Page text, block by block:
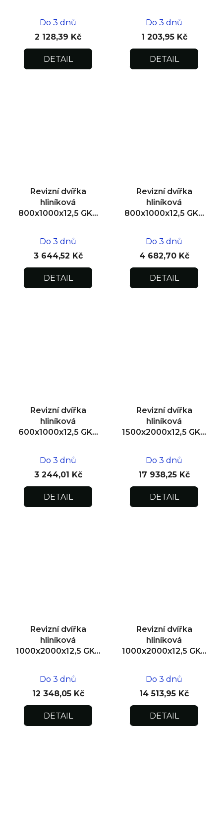
Do 3 dnů
2 128,39 Kč
DETAIL
Do 3 dnů
1 203,95 Kč
DETAIL
Revizní dvířka
hliníková
800x1000x12,5 GKB
Do 3 dnů
3 644,52 Kč
DETAIL
Revizní dvířka
hliníková
800x1000x12,5 GKB
Do 3 dnů
4 682,70 Kč
DETAIL
Revizní dvířka
hliníková
600x1000x12,5 GKB
Do 3 dnů
3 244,01 Kč
DETAIL
Revizní dvířka
hliníková
1500x2000x12,5 GKB
Do 3 dnů
17 938,25 Kč
DETAIL
Revizní dvířka
hliníková
1000x2000x12,5 GKB
Do 3 dnů
12 348,05 Kč
DETAIL
Revizní dvířka
hliníková
1000x2000x12,5 GKB
Do 3 dnů
14 513,95 Kč
DETAIL